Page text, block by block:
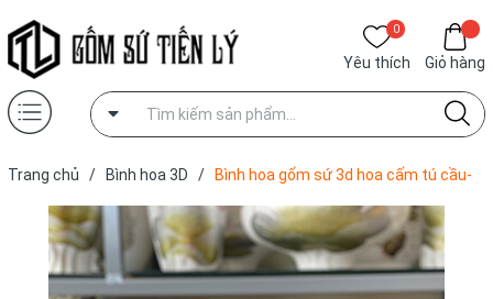
0
Yêu thích Giỏ hàng
Trang chủ / Bình hoa 3D /
Bình hoa gốm sứ 3d hoa cấm tú cầu-